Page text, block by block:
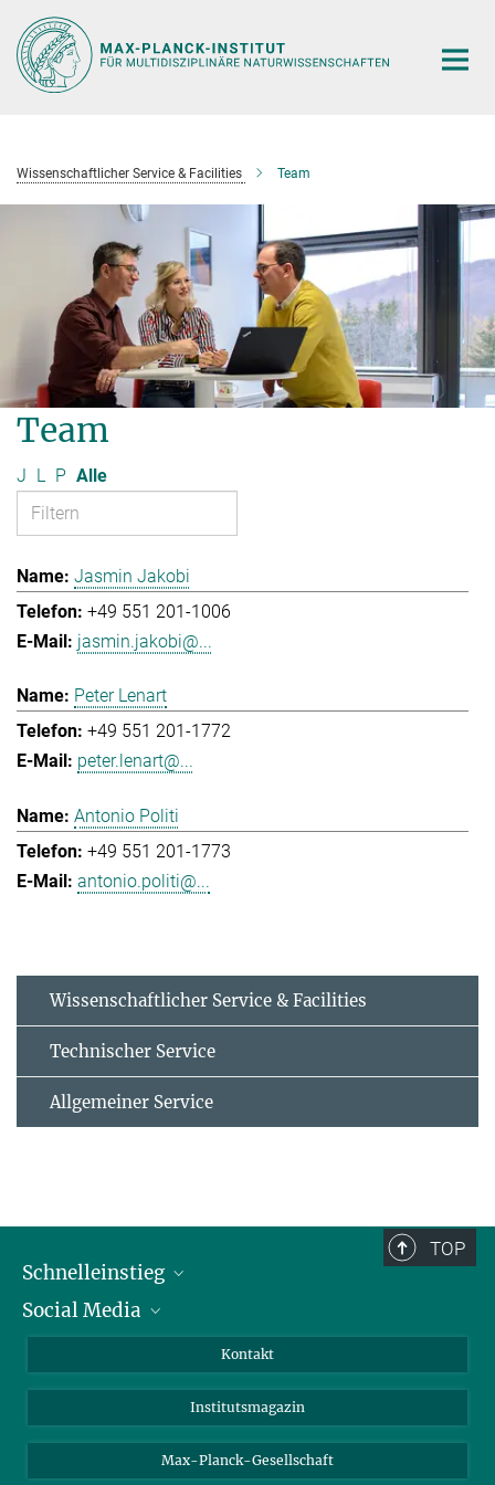
Hauptinhalt
Wissenschaftlicher Service & Facilities Team
Team
J L P Alle
Jasmin Jakobi
+49 551 201-1006
jasmin.jakobi@...
Peter Lenart
+49 551 201-1772
peter.lenart@...
Antonio Politi
+49 551 201-1773
antonio.politi@...
Wissenschaftlicher Service & Facilities
Technischer Service
Allgemeiner Service
TOP
Schnelleinstieg
Alumni
Social Media
Facebook
Kontakt
Institutsmagazin
Max-Planck-Gesellschaft